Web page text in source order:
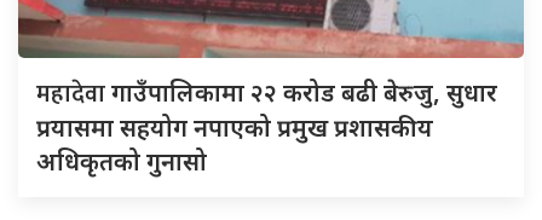
महादेवागाउँपालिकामा २२ करोड बढी बेरुजु, सुधार
प्रयासमा सहयोग नपाएको प्रमुख प्रशासकीय
अधिकृतको गुनासो